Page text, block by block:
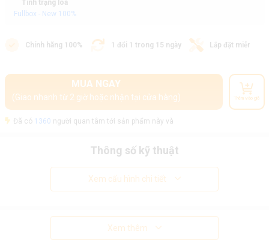
Tình trạng loa
Fullbox - New 100%
Chính hãng 100% 1 đổi 1 trong 15 ngày Lắp đặt miễn phí
MUA NGAY
(Giao nhanh từ 2 giờ hoặc nhận tại cửa hàng) Thêm vào giỏ
Đã có 1360 người quan tâm tới sản phẩm này và
Thông số kỹ thuật
Xem cấu hình chi tiết
Xem thêm